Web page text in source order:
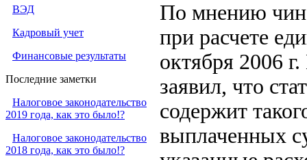
ВЭД
Кадровый учет
Финансовые результаты
Последние заметки
Налоговое законодательство
2019 года, как это было!?
Налоговое законодательство
2018 года, как это было!?
По мнению
при расчете
октября 2006
заявил, что
содержит
выплаченных